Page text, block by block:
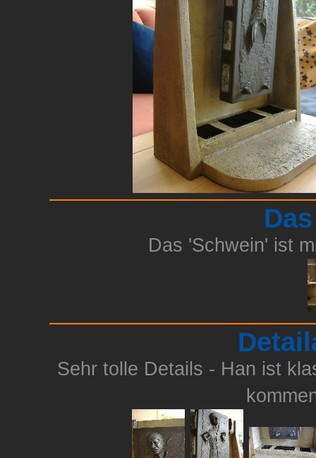
Das 'Schwein' ist
Sehr tolle Details - Han ist